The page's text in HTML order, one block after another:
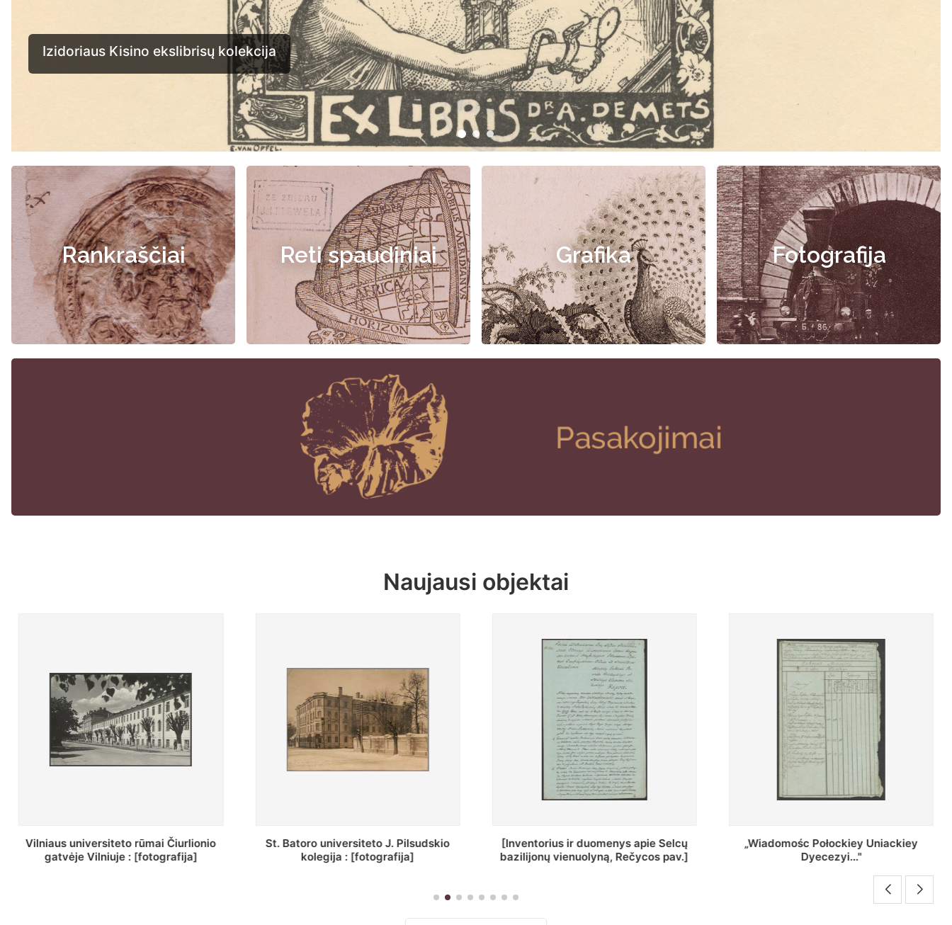
Rankraščiai Reti spaudiniai Grafika Fotografija
Naujausi objektai
St. Batoro universiteto J. Pilsudskio
kolegija : [fotografija]
[Inventorius ir duomenys apie Selcų
bazilijonų vienuolyną, Rečycos pav.]
„Wiadomośc Połockiey Uniackiey
Dyecezyi..."
Regestr Parochow Dekanatu
Brzeskiego